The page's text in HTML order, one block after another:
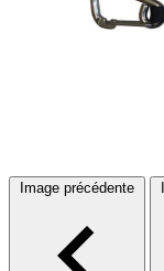
Image précédente